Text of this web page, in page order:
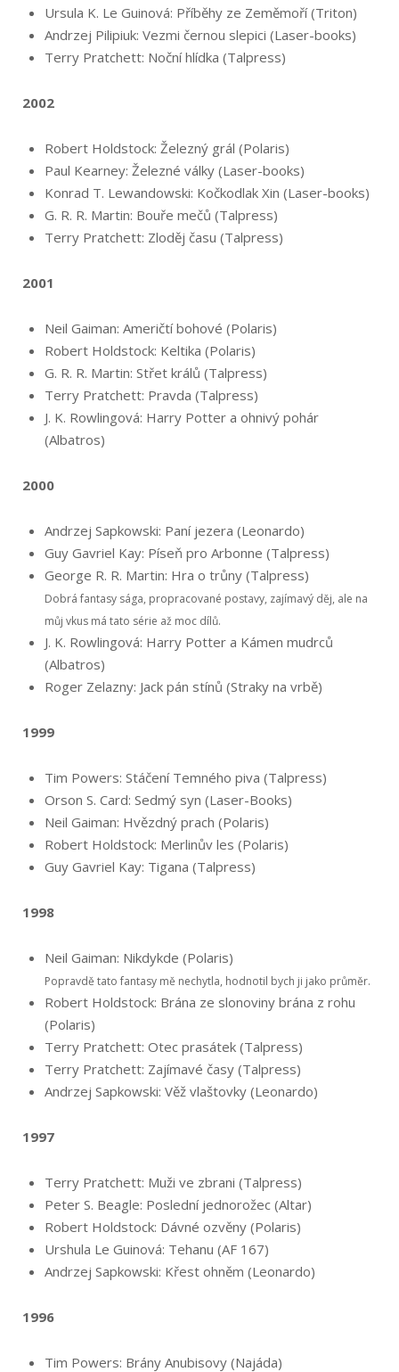
Ursula K. Le Guinová: Příběhy ze Zeměmoří (Triton)
Andrzej Pilipiuk: Vezmi černou slepici (Laser-books)
Terry Pratchett: Noční hlídka (Talpress)
2002
Robert Holdstock: Železný grál (Polaris)
Paul Kearney: Železné války (Laser-books)
Konrad T. Lewandowski: Kočkodlak Xin (Laser-books)
G. R. R. Martin: Bouře mečů (Talpress)
Terry Pratchett: Zloděj času (Talpress)
2001
Neil Gaiman: Američtí bohové (Polaris)
Robert Holdstock: Keltika (Polaris)
G. R. R. Martin: Střet králů (Talpress)
Terry Pratchett: Pravda (Talpress)
J. K. Rowlingová: Harry Potter a ohnivý pohár
(Albatros)
2000
Andrzej Sapkowski: Paní jezera (Leonardo)
Guy Gavriel Kay: Píseň pro Arbonne (Talpress)
George R. R. Martin: Hra o trůny (Talpress)
Dobrá fantasy sága, propracované postavy, zajímavý děj, ale na
můj vkus má tato série až moc dílů.
J. K. Rowlingová: Harry Potter a Kámen mudrců
(Albatros)
Roger Zelazny: Jack pán stínů (Straky na vrbě)
1999
Tim Powers: Stáčení Temného piva (Talpress)
Orson S. Card: Sedmý syn (Laser-Books)
Neil Gaiman: Hvězdný prach (Polaris)
Robert Holdstock: Merlinův les (Polaris)
Guy Gavriel Kay: Tigana (Talpress)
1998
Neil Gaiman: Nikdykde (Polaris)
Popravdě tato fantasy mě nechytla, hodnotil bych ji jako průměr.
Robert Holdstock: Brána ze slonoviny brána z rohu
(Polaris)
Terry Pratchett: Otec prasátek (Talpress)
Terry Pratchett: Zajímavé časy (Talpress)
Andrzej Sapkowski: Věž vlaštovky (Leonardo)
1997
Terry Pratchett: Muži ve zbrani (Talpress)
Peter S. Beagle: Poslední jednorožec (Altar)
Robert Holdstock: Dávné ozvěny (Polaris)
Urshula Le Guinová: Tehanu (AF 167)
Andrzej Sapkowski: Křest ohněm (Leonardo)
1996
Tim Powers: Brány Anubisovy (Najáda)